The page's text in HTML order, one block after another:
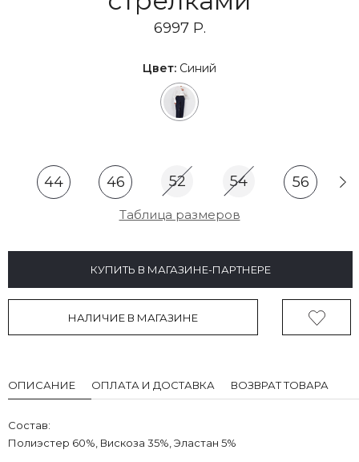
6997 Р.
Цвет: Синий
44 46 52 54 56
Таблица размеров
КУПИТЬ В МАГАЗИНЕ-ПАРТНЕРЕ
НАЛИЧИЕ В МАГАЗИНЕ
ОПИСАНИЕ ОПЛАТА И ДОСТАВКА ВОЗВРАТ ТОВАРА
Состав:
Полиэстер 60%, Вискоза 35%, Эластан 5%